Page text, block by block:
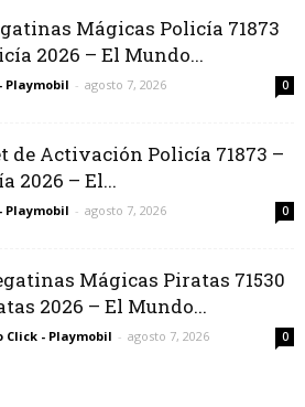
Mágicas Policía 71873
2026 – El Mundo...
Playmobil - agosto 7, 2026 0
de Activación Policía 71873 –
2026 – El...
Playmobil - agosto 7, 2026 0
Mágicas Piratas 71530
2026 – El Mundo...
Click - Playmobil - agosto 7, 2026 0